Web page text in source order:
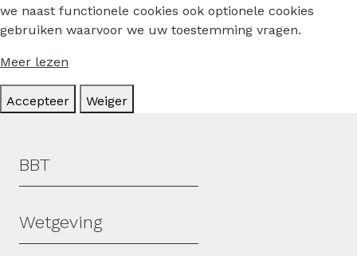
we naast functionele cookies ook optionele cookies
gebruiken waarvoor we uw toestemming vragen.
Meer lezen
Accepteer Weiger
Hoofdmenu
BBT
Wetgeving